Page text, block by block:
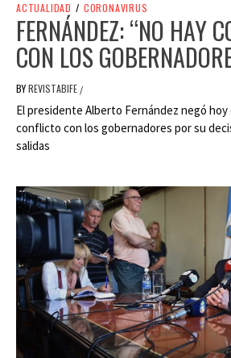
ACTUALIDAD / CORONAVIRUS
FERNÁNDEZ: “NO HAY
CON LOS
BYREVISTABIFE /
El presidente Alberto Fernández negó
conflicto con los gobernadores por su
salidas